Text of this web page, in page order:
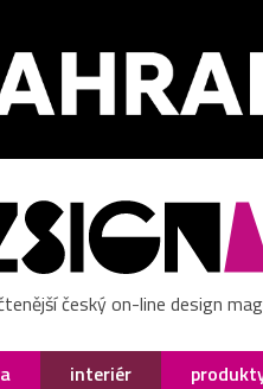
český on-line design
interiér